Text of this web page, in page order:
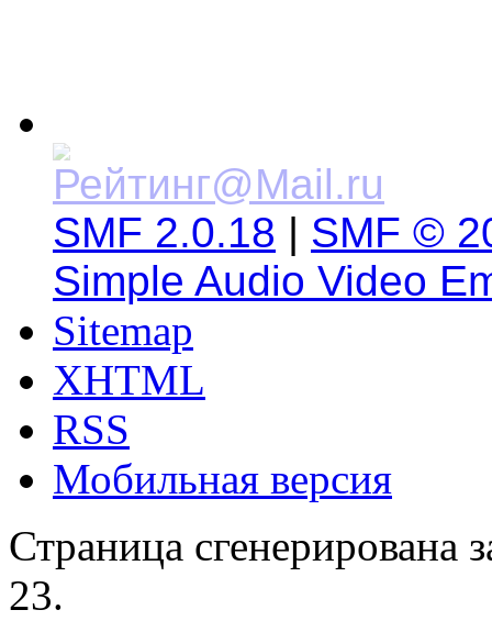
SMF 2.0.18 | SMF ©
Simple Audio Video
Sitemap
XHTML
RSS
Мобильная версия
Страница сгенерирована
23.